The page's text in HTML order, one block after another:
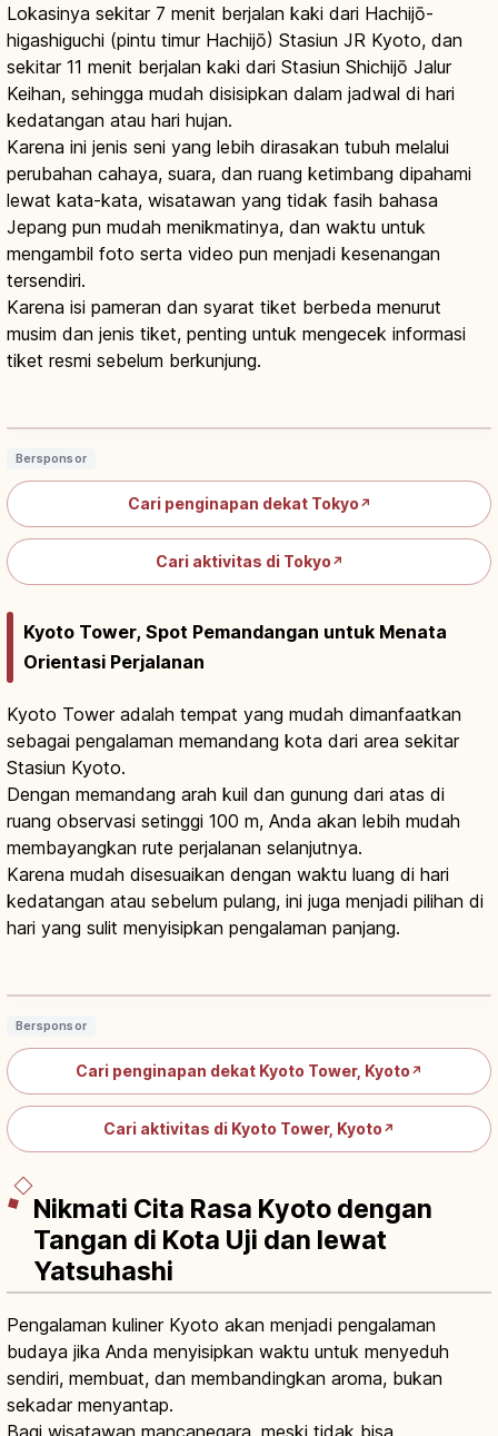
Lokasinya sekitar 7 menit berjalan kaki dari Hachijō-
higashiguchi (pintu timur Hachijō) Stasiun JR Kyoto, dan
sekitar 11 menit berjalan kaki dari Stasiun Shichijō Jalur
Keihan, sehingga mudah disisipkan dalam jadwal di hari
kedatangan atau hari hujan.
Karena ini jenis seni yang lebih dirasakan tubuh melalui
perubahan cahaya, suara, dan ruang ketimbang dipahami
lewat kata-kata, wisatawan yang tidak fasih bahasa
Jepang pun mudah menikmatinya, dan waktu untuk
mengambil foto serta video pun menjadi kesenangan
tersendiri.
Karena isi pameran dan syarat tiket berbeda menurut
musim dan jenis tiket, penting untuk mengecek informasi
tiket resmi sebelum berkunjung.
teamLab Jepang: Seni Digital Imersif,
Bersponsor
Cari penginapan dekat Tokyo ↗
Cari aktivitas di Tokyo ↗
Kyoto Tower, Spot Pemandangan untuk Menata
Orientasi Perjalanan
Kyoto Tower adalah tempat yang mudah dimanfaatkan
sebagai pengalaman memandang kota dari area sekitar
Stasiun Kyoto.
Dengan memandang arah kuil dan gunung dari atas di
ruang observasi setinggi 100 m, Anda akan lebih mudah
membayangkan rute perjalanan selanjutnya.
Karena mudah disesuaikan dengan waktu luang di hari
kedatangan atau sebelum pulang, ini juga menjadi pilihan di
hari yang sulit menyisipkan pengalaman panjang.
Kyoto Tower: Menara 131 m Depan
Bersponsor
Cari penginapan dekat Kyoto Tower, Kyoto ↗
Cari aktivitas di Kyoto Tower, Kyoto ↗
Nikmati Cita Rasa Kyoto dengan
Tangan di Kota Uji dan lewat
Yatsuhashi
Pengalaman kuliner Kyoto akan menjadi pengalaman
budaya jika Anda menyisipkan waktu untuk menyeduh
sendiri, membuat, dan membandingkan aroma, bukan
sekadar menyantap.
Bagi wisatawan mancanegara, meski tidak bisa